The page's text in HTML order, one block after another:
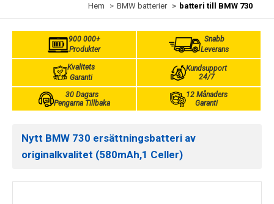
Hem BMW batterier batteri till BMW 730
900 000+
Produkter
Snabb
Leverans
Kvalitets
Garanti
Kundsupport
24/7
30 Dagars
Pengarna Tillbaka
12 Månaders
Garanti
Nytt BMW 730 ersättningsbatteri av
originalkvalitet (580mAh,1 Celler)